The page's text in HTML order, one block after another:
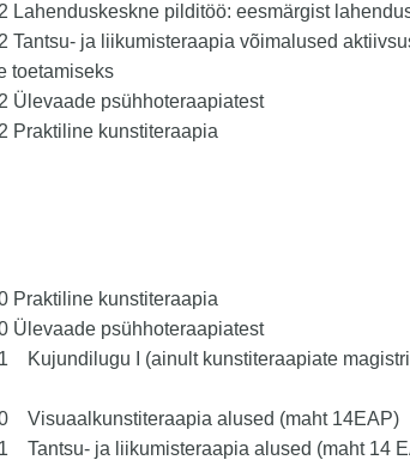
Lahenduskeskne pilditöö: eesmärgist
Tantsu- ja liikumisteraapia võimalused
toetamiseks
Ülevaade psühhoteraapiatest
Praktiline kunstiteraapia
Praktiline kunstiteraapia
Ülevaade psühhoteraapiatest
Kujundilugu I (ainult kunstiteraapiate
Visuaalkunstiteraapia alused (maht 14EAP)
Tantsu- ja liikumisteraapia alused (maht 14